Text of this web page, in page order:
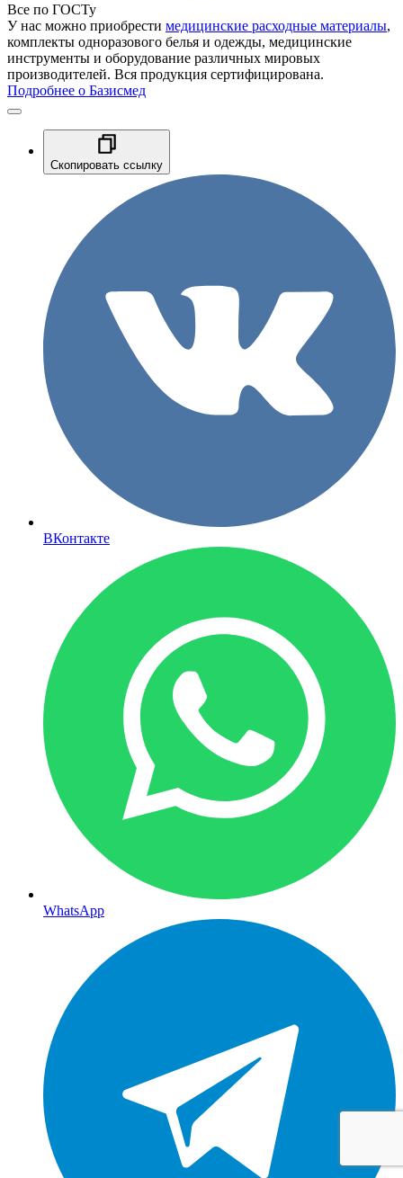
Все по ГОСТу
У нас можно приобрести медицинские расходные материалы,
комплекты одноразового белья и одежды, медицинские
инструменты и оборудование различных мировых
производителей. Вся продукция сертифицирована.
Подробнее о Базисмед
Скопировать ссылку
ВКонтакте
WhatsApp